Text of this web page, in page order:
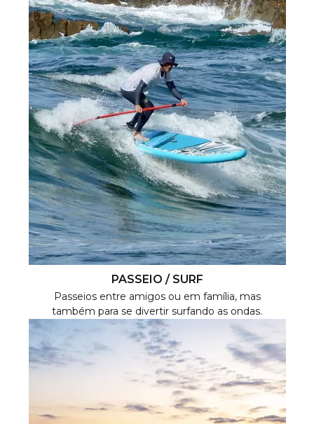
PASSEIO / SURF
Passeios entre amigos ou em família, mas
também para se divertir surfando as ondas.